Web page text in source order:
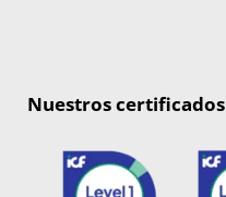
Nuestros certificados